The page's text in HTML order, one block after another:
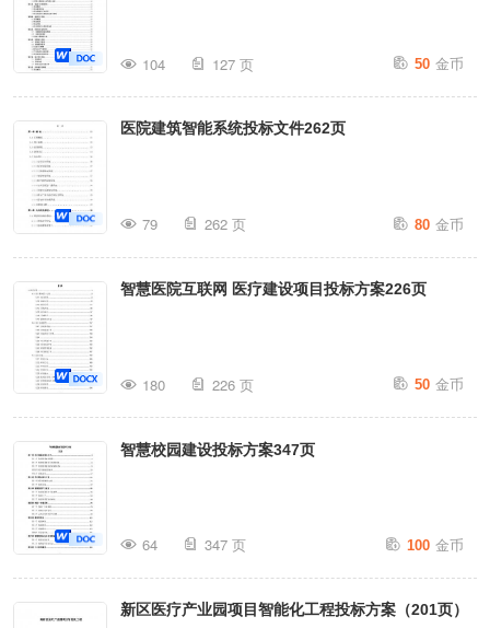
104 127 页 50 金币
医院建筑智能系统投标文件262页
79 262 页 80 金币
智慧医院互联网 医疗建设项目投标方案226页
180 226 页 50 金币
智慧校园建设投标方案347页
64 347 页 100 金币
新区医疗产业园项目智能化工程投标方案（201页）